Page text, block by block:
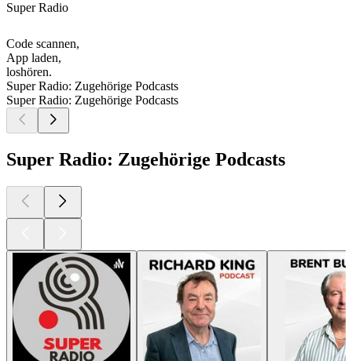
Super Radio
Code scannen,
App laden,
loshören.
Super Radio: Zugehörige Podcasts
Super Radio: Zugehörige Podcasts
Super Radio: Zugehörige Podcasts